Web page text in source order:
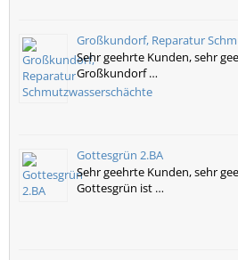
Großkundorf, Reparatur
Sehr geehrte Kunden, sehr
Großkundorf …
Gottesgrün 2.BA
Sehr geehrte Kunden, sehr
Gottesgrün ist …